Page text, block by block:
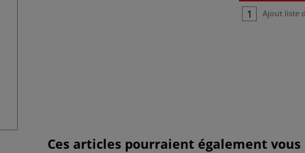
Ajout liste
Ces articles pourraient également